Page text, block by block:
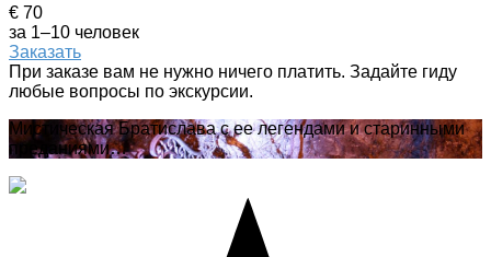
€ 70
за 1–10 человек
Заказать
При заказе вам не нужно ничего платить. Задайте гиду
любые вопросы по экскурсии.
Мистическая Братислава с ее легендами и старинными
преданиями…